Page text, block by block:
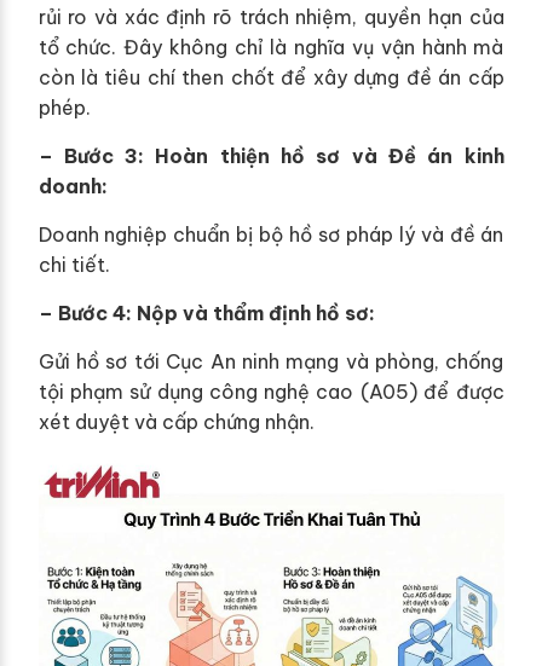
rủi ro và xác định rõ trách nhiệm, quyền hạn của
tổ chức. Đây không chỉ là nghĩa vụ vận hành mà
còn là tiêu chí then chốt để xây dựng đề án cấp
phép.
– Bước 3: Hoàn thiện hồ sơ và Đề án kinh
doanh:
Doanh nghiệp chuẩn bị bộ hồ sơ pháp lý và đề án
chi tiết.
– Bước 4: Nộp và thẩm định hồ sơ:
Gửi hồ sơ tới Cục An ninh mạng và phòng, chống
tội phạm sử dụng công nghệ cao (A05) để được
xét duyệt và cấp chứng nhận.